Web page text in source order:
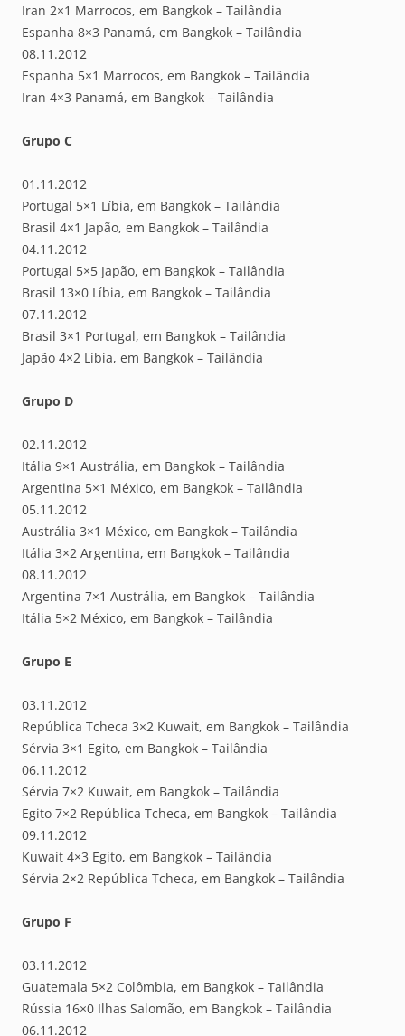
Iran 2×1 Marrocos, em Bangkok – Tailândia
Espanha 8×3 Panamá, em Bangkok – Tailândia
08.11.2012
Espanha 5×1 Marrocos, em Bangkok – Tailândia
Iran 4×3 Panamá, em Bangkok – Tailândia
Grupo C
01.11.2012
Portugal 5×1 Líbia, em Bangkok – Tailândia
Brasil 4×1 Japão, em Bangkok – Tailândia
04.11.2012
Portugal 5×5 Japão, em Bangkok – Tailândia
Brasil 13×0 Líbia, em Bangkok – Tailândia
07.11.2012
Brasil 3×1 Portugal, em Bangkok – Tailândia
Japão 4×2 Líbia, em Bangkok – Tailândia
Grupo D
02.11.2012
Itália 9×1 Austrália, em Bangkok – Tailândia
Argentina 5×1 México, em Bangkok – Tailândia
05.11.2012
Austrália 3×1 México, em Bangkok – Tailândia
Itália 3×2 Argentina, em Bangkok – Tailândia
08.11.2012
Argentina 7×1 Austrália, em Bangkok – Tailândia
Itália 5×2 México, em Bangkok – Tailândia
Grupo E
03.11.2012
República Tcheca 3×2 Kuwait, em Bangkok – Tailândia
Sérvia 3×1 Egito, em Bangkok – Tailândia
06.11.2012
Sérvia 7×2 Kuwait, em Bangkok – Tailândia
Egito 7×2 República Tcheca, em Bangkok – Tailândia
09.11.2012
Kuwait 4×3 Egito, em Bangkok – Tailândia
Sérvia 2×2 República Tcheca, em Bangkok – Tailândia
Grupo F
03.11.2012
Guatemala 5×2 Colômbia, em Bangkok – Tailândia
Rússia 16×0 Ilhas Salomão, em Bangkok – Tailândia
06.11.2012